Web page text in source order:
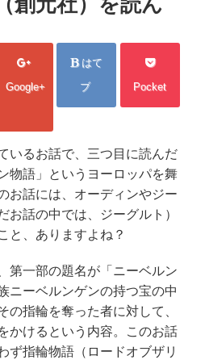
Google+
はて
ブ
Pocket
いるお話で、三つ目に読んだ
物語」というヨーロッパを舞
お話には、オーディンやジー
お話の中では、ジーグルト）
と、ありますよね？
第一部の題名が「ニーベルン
ニーベルンゲンの持つ宝の中
の指輪を奪った者に対して、
かけるという内容。このお話
ず指輪物語（ロードオブザリ